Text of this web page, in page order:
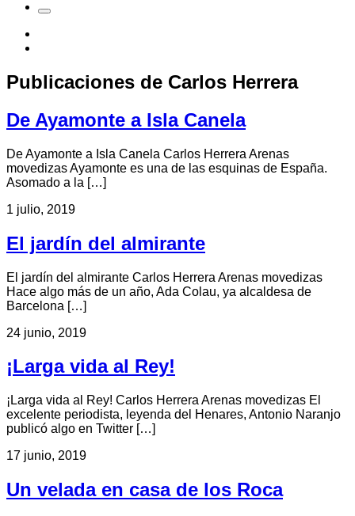
Publicaciones de Carlos Herrera
De Ayamonte a Isla Canela
De Ayamonte a Isla Canela Carlos Herrera Arenas
movedizas Ayamonte es una de las esquinas de España.
Asomado a la […]
1 julio, 2019
El jardín del almirante
El jardín del almirante Carlos Herrera Arenas movedizas
Hace algo más de un año, Ada Colau, ya alcaldesa de
Barcelona […]
24 junio, 2019
¡Larga vida al Rey!
¡Larga vida al Rey! Carlos Herrera Arenas movedizas El
excelente periodista, leyenda del Henares, Antonio Naranjo
publicó algo en Twitter […]
17 junio, 2019
Un velada en casa de los Roca